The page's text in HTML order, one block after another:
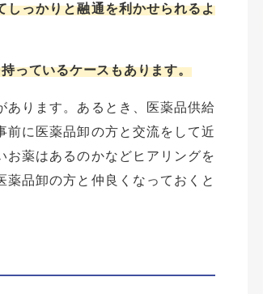
しっかりと融通を利かせられるよ
っているケースもあります。
あります。あるとき、医薬品供給
に医薬品卸の方と交流をして近
お薬はあるのかなどヒアリングを
品卸の方と仲良くなっておくと